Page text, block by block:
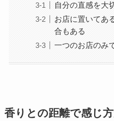
自分の直感を大
お店に置いてあ
合もある
一つのお店のみ
香りとの距離で感じ